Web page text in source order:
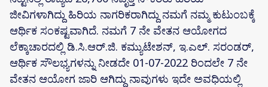
ಜೀವಿಗಳಾಗಿದ್ದು ಹಿರಿಯ ನಾಗರಿಕರಾಗಿದ್ದು ನಮಗೆ ನಮ್ಮ ಕುಟುಂಬಕ್ಕೆ
ಆರ್ಥಿಕ ಸಂಕಷ್ಟವಾಗಿದೆ. ನಮಗೆ 7 ನೇ ವೇತನ ಆಯೋಗದ
ಲೆಕ್ಕಾಚಾರದಲ್ಲಿ ಡಿ.ಸಿ.ಆ‌ರ್.ಜಿ. ಕಮ್ಯುಟೇಶನ್, ಇ.ಎಲ್. ಸರಂಡರ್,
ಆರ್ಥಿಕ ಸೌಲಭ್ಯಗಳನ್ನು ನೀಡದೇ 01-07-2022 ರಿಂದಲೇ 7 ನೇ
ವೇತನ ಆಯೋಗ ಜಾರಿ ಆಗಿದ್ದು ನಾವುಗಳು ಇದೇ ಅವಧಿಯಲ್ಲಿ